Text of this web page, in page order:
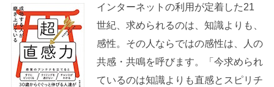
インターネットの利用が定着した21
世紀、求められるのは、知識よりも、
感性。その人ならではの感性は、人の
共感・共鳴を呼びます。「今求められ
ているのは知識よりも直感とスピリチ